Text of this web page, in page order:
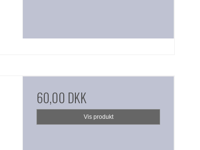
60,00 DKK
Vis produkt